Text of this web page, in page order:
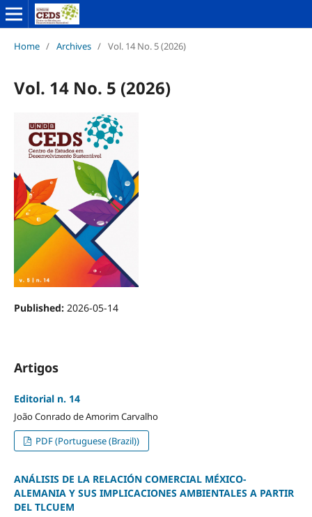
Home / Archives / Vol. 14 No. 5 (2026)
Vol. 14 No. 5 (2026)
Published: 2026-05-14
Artigos
Editorial n. 14
João Conrado de Amorim Carvalho
PDF (Portuguese (Brazil))
ANÁLISIS DE LA RELACIÓN COMERCIAL MÉXICO-
ALEMANIA Y SUS IMPLICACIONES AMBIENTALES A PARTIR
DEL TLCUEM